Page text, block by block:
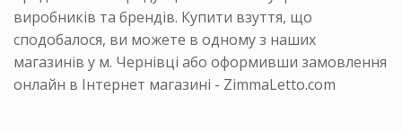
виробників та брендів. Купити взуття, що
сподобалося, ви можете в одному з наших
магазинів у м. Чернівці або оформивши замовлення
онлайн в Інтернет магазині - ZimmaLetto.com